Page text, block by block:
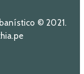
© 2021.